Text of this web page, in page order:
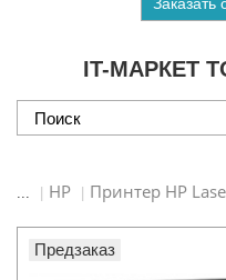
IT-МАРКЕТ
... HP Принтер HP
Предзаказ